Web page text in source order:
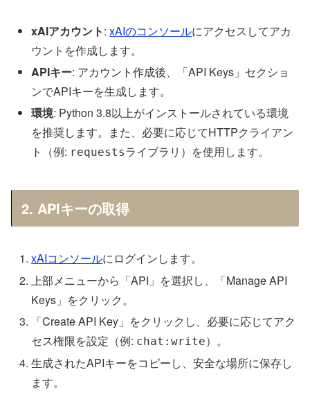
xAIアカウント:xAIのコンソールにアクセスしてアカ
ウントを作成します。
APIキー: アカウント作成後、「API Keys」セクショ
ンでAPIキーを生成します。
環境: Python 3.8以上がインストールされている環境
を推奨します。また、必要に応じてHTTPクライアン
ト（例: requestsライブラリ）を使用します。
2. APIキーの取得
xAIコンソールにログインします。
上部メニューから「API」を選択し、「Manage API
Keys」をクリック。
「Create API Key」をクリックし、必要に応じてアク
セス権限を設定（例: chat:write）。
生成されたAPIキーをコピーし、安全な場所に保存し
ます。